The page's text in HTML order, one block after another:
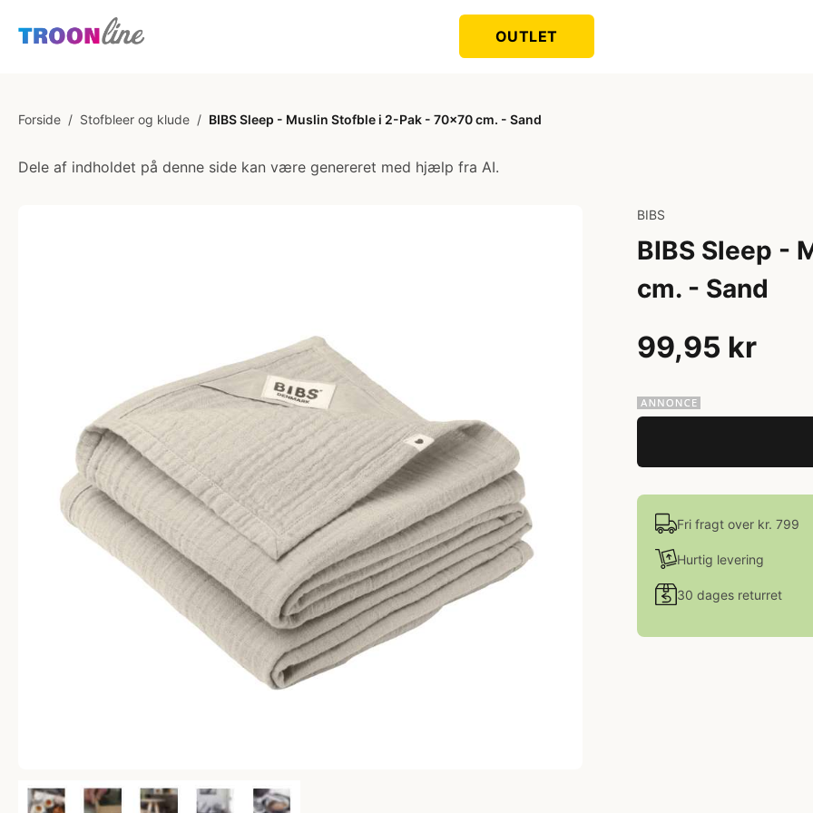
OUTLET
Forside / Stofbleer og klude / BIBS Sleep - Muslin Stofble i 2-Pak - 70x70 cm. - Sand
Dele af indholdet på denne side kan være genereret med hjælp fra AI.
BIBS
BIBS Sleep -
cm. - Sand
99,95 kr
Fri fragt over kr. 799
Hurtig levering
30 dages returret